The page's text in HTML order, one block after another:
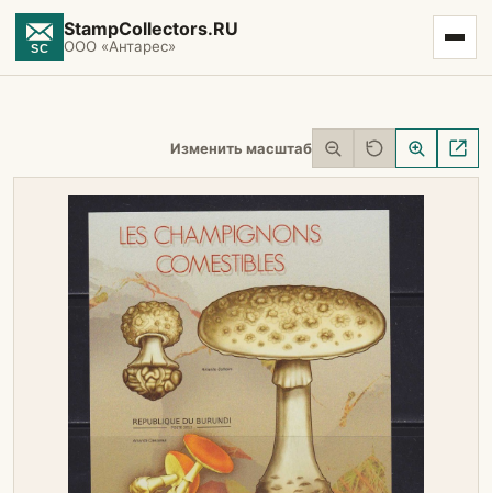
StampCollectors.RU
ООО «Антарес»
Изменить масштаб